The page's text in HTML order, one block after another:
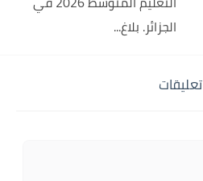
الجزائر. بلاغ...
تعليقات